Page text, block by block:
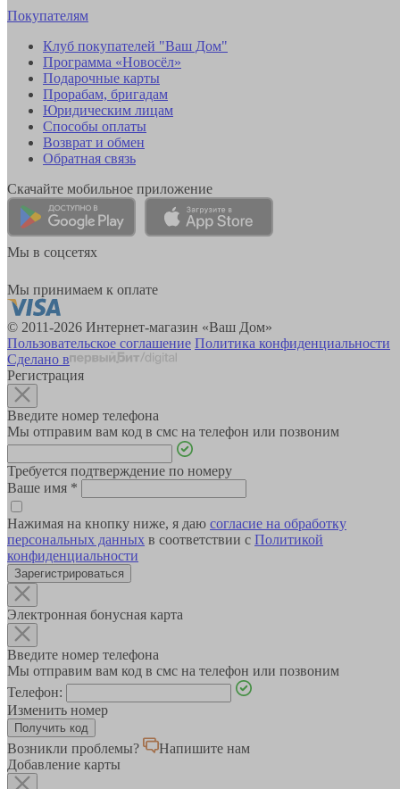
Покупателям
Клуб покупателей "Ваш Дом"
Программа «Новосёл»
Подарочные карты
Прорабам, бригадам
Юридическим лицам
Способы оплаты
Возврат и обмен
Обратная связь
Скачайте мобильное приложение
Мы в соцсетях
Мы принимаем к оплате
© 2011-2026 Интернет-магазин «Ваш Дом»
Пользовательское соглашение Политика конфиденциальности
Сделано в
Регистрация
Введите номер телефона
Мы отправим вам код в смс на телефон или позвоним
Требуется подтверждение по номеру
Ваше имя *
Нажимая на кнопку ниже, я даю согласие на обработку
персональных данных в соответствии с Политикой
конфиденциальности
Зарегистрироваться
Электронная бонусная карта
Введите номер телефона
Мы отправим вам код в смс на телефон или позвоним
Телефон:
Изменить номер
Возникли проблемы?
Напишите нам
Добавление карты